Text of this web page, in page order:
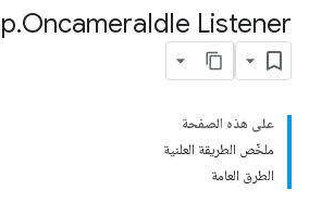
.OncameraIdle Listener
على هذه الصفحة
ملخّص الطريقة العلنية
الطرق العامة